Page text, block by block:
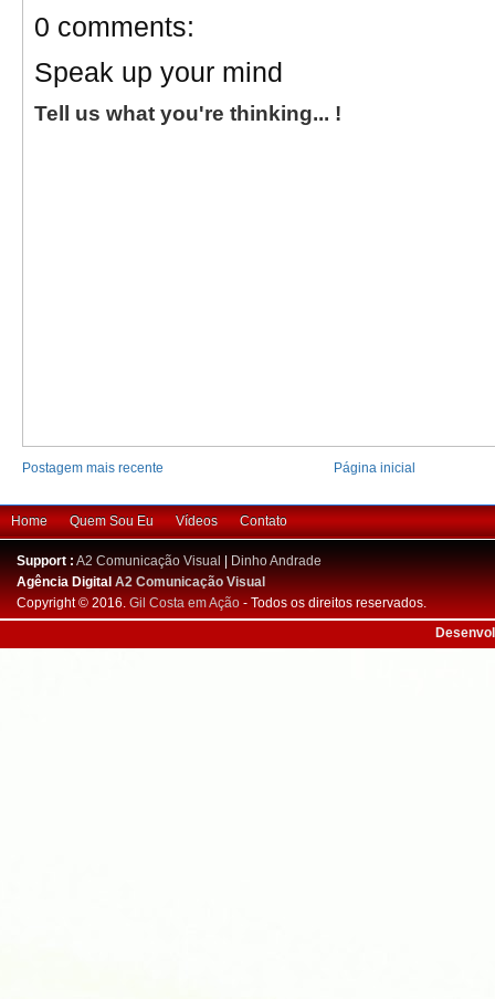
0 comments:
Speak up your mind
Tell us what you're thinking... !
Postagem mais recente Página inicial
Home Quem Sou Eu Vídeos Contato
Support : A2 Comunicação Visual | Dinho Andrade
Agência DigitalA2 Comunicação Visual
Copyright © 2016. Gil Costa em Ação - Todos os direitos reservados.